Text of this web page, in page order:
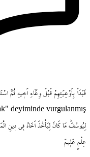
فَبَدَاَ بِاَوْعِيَتِهِمْ قَبْلَ وِعَٓاءِ اَخ۪يهِ ثُمَّ
deyiminde vurgulanmış
لِيُوسُفَۜ مَا كَانَ لِيَأْخُذَ اَخَاهُ ف۪ي د۪ينِ
عِلْمٍ عَل۪يمٌ